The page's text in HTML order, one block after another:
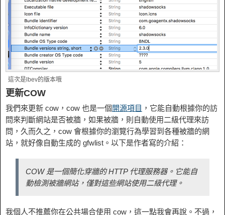
這次是lbev的版本哦
更新COW
我們來更新 cow，cow 也是一個 開源項目 ，它能自動根據你的訪
問來判斷網站是否被牆，如果被牆，則自動使用二級代理來訪
問，久而久之，cow 會根據你的瀏覽行為學習到各種被牆的網
站，就好像自動生成的 gfwlist。以下是作者寫的介紹：
COW 是一個簡化穿牆的 HTTP 代理服務器。它能自
動檢測被牆網站，僅對這些網站使用二級代理。
我個人不推薦你在公共場合使用 cow，這一點我會再說。不過，